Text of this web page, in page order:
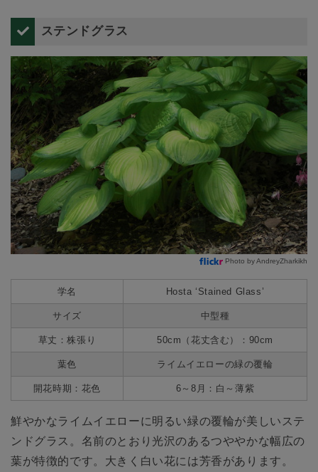
ステンドグラス
Photo by AndreyZharkikh
学名 Hosta ‘Stained Glass’
サイズ 中型種
草丈：株張り 50cm（花丈含む）：90cm
葉色 ライムイエローの緑の覆輪
開花時期：花色 6～8月：白～薄紫
鮮やかなライムイエローに明るい緑の覆輪が美しいステ
ンドグラス。名前のとおり光沢のあるつややかな幅広の
葉が特徴的です。大きく白い花には芳香があります。